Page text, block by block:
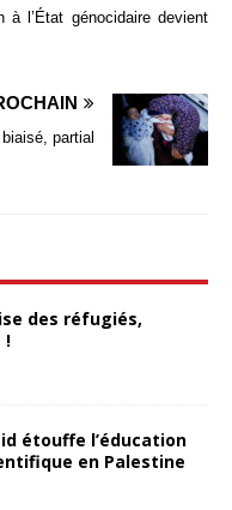
à l’État génocidaire devient
partial
des réfugiés,
!
étouffe l’éducation
en Palestine